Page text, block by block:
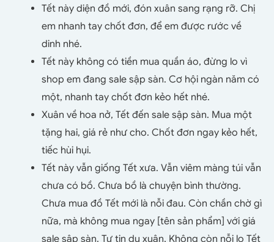
Tết này diện đồ mới, đón xuân sang rạng rỡ. Chị
em nhanh tay chốt đơn, để em được rước về
dinh nhé.
Tết này không có tiền mua quần áo, đừng lo vì
shop em đang sale sập sàn. Cơ hội ngàn năm có
một, nhanh tay chốt đơn kẻo hết nhé.
Xuân về hoa nở, Tết đến sale sập sàn. Mua một
tặng hai, giá rẻ như cho. Chốt đơn ngay kẻo hết,
tiếc hùi hụi.
Tết này vẫn giống Tết xưa. Vẫn viêm màng túi vẫn
chưa có bồ. Chưa bồ là chuyện bình thường.
Chưa mua đồ Tết mới là nỗi đau. Còn chần chờ gì
nữa, mà không mua ngay [tên sản phẩm] với giá
sale sập sàn. Tự tin du xuân, Không còn nỗi lo Tết